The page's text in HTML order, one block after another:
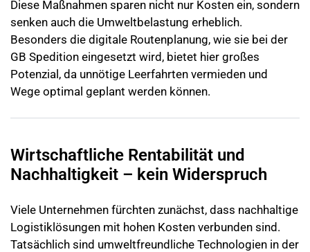
Diese Maßnahmen sparen nicht nur Kosten ein, sondern
senken auch die Umweltbelastung erheblich.
Besonders die digitale Routenplanung, wie sie bei der
GB Spedition eingesetzt wird, bietet hier großes
Potenzial, da unnötige Leerfahrten vermieden und
Wege optimal geplant werden können.
Wirtschaftliche Rentabilität und
Nachhaltigkeit – kein Widerspruch
Viele Unternehmen fürchten zunächst, dass nachhaltige
Logistiklösungen mit hohen Kosten verbunden sind.
Tatsächlich sind umweltfreundliche Technologien in der